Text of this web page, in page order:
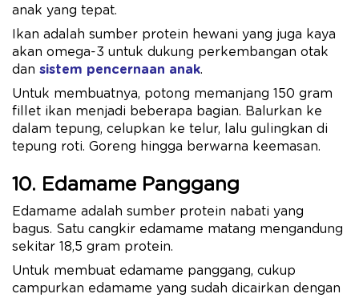
anak yang tepat.
Ikan adalah sumber protein hewani yang juga kaya
akan omega-3 untuk dukung perkembangan otak
dan sistem pencernaan anak.
Untuk membuatnya, potong memanjang 150 gram
fillet ikan menjadi beberapa bagian. Balurkan ke
dalam tepung, celupkan ke telur, lalu gulingkan di
tepung roti. Goreng hingga berwarna keemasan.
10. Edamame Panggang
Edamame adalah sumber protein nabati yang
bagus. Satu cangkir edamame matang mengandung
sekitar 18,5 gram protein.
Untuk membuat edamame panggang, cukup
campurkan edamame yang sudah dicairkan dengan